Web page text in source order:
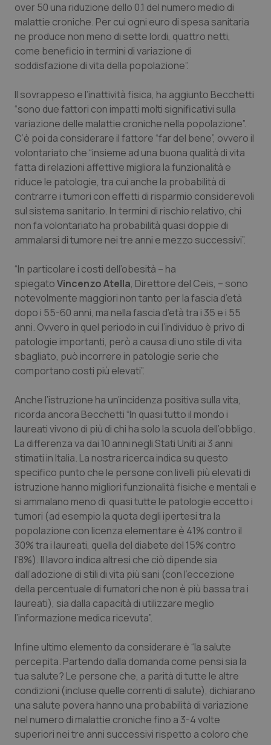
Provincia Autonoma di Trento
Puglia
Sicilia
Toscana
Umbria
Valle D’Aosta
Veneto
Ipertensione & Scompenso
Malattie rare
Neuroscienze & patologie neurodegenerative
Obesità
Oftalmologia
Oncodermatologia
Oncoematologia
Oncologia & Nutrizione
Psoriasi & pelle
Quotidiano Cardiologia
Quotidiano Chirurgia
Quotidiano Oncologia
Quotidiano Pediatria
Rene & patologie urogenitali
Salute orale & impianti
Sangue & coagulazione
Tiroide
Tumore al seno
Tumore ovarico
Tumori del Polmone & Testa Collo
Tumori gastrointestinali
Ulcera & Reflusso
Vaccini
over 50 una riduzione dello 0.1 del numero medio di
malattie croniche. Per cui ogni euro di spesa sanitaria
ne produce non meno di sette lordi, quattro netti,
come beneficio in termini di variazione di
soddisfazione di vita della popolazione”.
Il sovrappeso e l’inattività fisica, ha aggiunto Becchetti
“sono due fattori con impatti molti significativi sulla
variazione delle malattie croniche nella popolazione”.
C’è poi da considerare il fattore “far del bene”, ovvero il
volontariato che “insieme ad una buona qualità di vita
fatta di relazioni affettive migliora la funzionalità e
riduce le patologie, tra cui anche la probabilità di
contrarre i tumori con effetti di risparmio considerevoli
sul sistema sanitario. In termini di rischio relativo, chi
non fa volontariato ha probabilità quasi doppie di
ammalarsi di tumore nei tre anni e mezzo successivi”.
“In particolare i costi dell’obesità – ha
spiegatoVincenzo Atella, Direttore del Ceis, – sono
notevolmente maggiori non tanto per la fascia d’età
dopo i 55-60 anni, ma nella fascia d’età tra i 35 e i 55
anni. Ovvero in quel periodo in cui l’individuo è privo di
patologie importanti, però a causa di uno stile di vita
sbagliato, può incorrere in patologie serie che
comportano costi più elevati”.
Anche l’istruzione ha un’incidenza positiva sulla vita,
ricorda ancora Becchetti “In quasi tutto il mondo i
laureati vivono di più di chi ha solo la scuola dell’obbligo.
La differenza va dai 10 anni negli Stati Uniti ai 3 anni
stimati in Italia. La nostra ricerca indica su questo
specifico punto che le persone con livelli più elevati di
istruzione hanno migliori funzionalità fisiche e mentali e
si ammalano meno di quasi tutte le patologie eccetto i
tumori (ad esempio la quota degli ipertesi tra la
popolazione con licenza elementare è 41% contro il
30% tra i laureati, quella del diabete del 15% contro
l’8%). Il lavoro indica altresì che ciò dipende sia
dall’adozione di stili di vita più sani (con l’eccezione
della percentuale di fumatori che non è più bassa tra i
laureati), sia dalla capacità di utilizzare meglio
l’informazione medica ricevuta”.
Infine ultimo elemento da considerare è “la salute
percepita. Partendo dalla domanda come pensi sia la
tua salute? Le persone che, a parità di tutte le altre
condizioni (incluse quelle correnti di salute), dichiarano
una salute povera hanno una probabilità di variazione
nel numero di malattie croniche fino a 3-4 volte
superiori nei tre anni successivi rispetto a coloro che